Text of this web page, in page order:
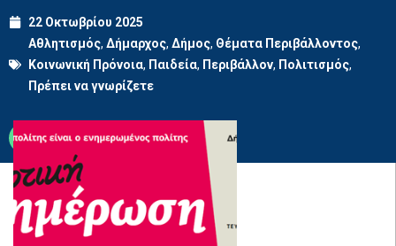
22 Οκτωβρίου 2025
Αθλητισμός, Δήμαρχος, Δήμος, Θέματα Περιβάλλοντος,
Κοινωνική Πρόνοια, Παιδεία, Περιβάλλον, Πολιτισμός,
Πρέπει να γνωρίζετε